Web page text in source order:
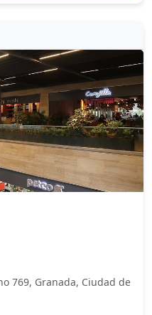
769, Granada, Ciudad de